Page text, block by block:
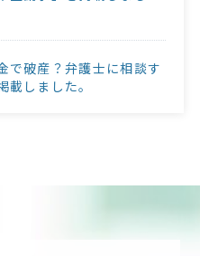
で破産？弁護士に相談す
しました。